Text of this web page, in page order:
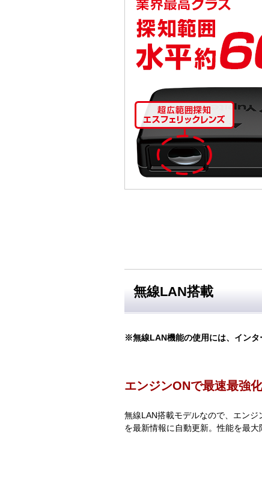
無線LAN搭載
※無線LAN機能の使用には、インタ
エンジンONで最速最強化
無線LAN搭載モデルなので、エンジ
を最新情報に自動更新。性能を最大